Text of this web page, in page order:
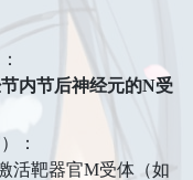
内节后神经元的N受
：
活靶器官M受体（如